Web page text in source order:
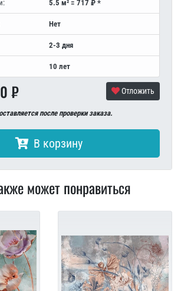
5.5 м² = 717 ₽ *
Нет
2-3 дня
10 лет
₽ Отложить
после проверки заказа.
В корзину
может понравиться